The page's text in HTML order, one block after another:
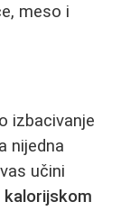
meso i
izbacivanje
nijedna
učini
kalorijskom